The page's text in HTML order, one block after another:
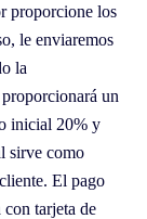
proporcione los
le enviaremos
la
un
inicial 20% y
sirve como
El pago
con tarjeta de